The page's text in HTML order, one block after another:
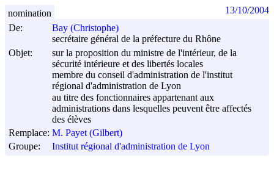
De:
Bay (Christophe)
secrétaire général de la préfecture du Rhône
Objet:
sur la proposition du ministre de l'intérieur, de la
sécurité intérieure et des libertés locales
membre du conseil d'administration de l'institut
régional d'administration de Lyon
au titre des fonctionnaires appartenant aux
administrations dans lesquelles peuvent être affectés
des élèves
Remplace: M. Payet (Gilbert)
Groupe:
Institut régional d'administration de Lyon
nomination 13/10/2004